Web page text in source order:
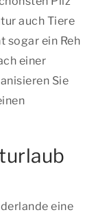
auch Tiere
sogar ein Reh
einer
Sie
eine